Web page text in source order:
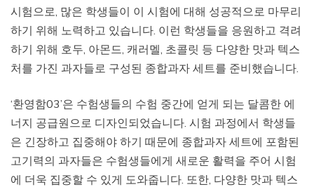
시험으로, 많은 학생들이 이 시험에 대해 성공적으로 마무리
하기 위해 노력하고 있습니다. 이런 학생들을 응원하고 격려
하기 위해 호두, 아몬드, 캐러멜, 초콜릿 등 다양한 맛과 텍스
처를 가진 과자들로 구성된 종합과자 세트를 준비했습니다.
‘환영함03’은 수험생들의 수험 중간에 얻게 되는 달콤한 에
너지 공급원으로 디자인되었습니다. 시험 과정에서 학생들
은 긴장하고 집중해야 하기 때문에 종합과자 세트에 포함된
고기력의 과자들은 수험생들에게 새로운 활력을 주어 시험
에 더욱 집중할 수 있게 도와줍니다. 또한, 다양한 맛과 텍스